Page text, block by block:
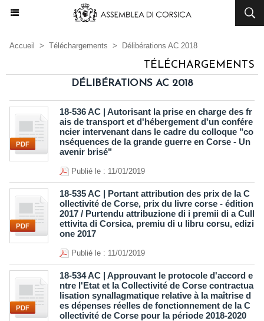
Accueil > Téléchargements > Délibérations AC 2018
TÉLÉCHARGEMENTS
DÉLIBÉRATIONS AC 2018
18-536 AC | Autorisant la prise en charge des fr
ais de transport et d'hébergement d'un confére
ncier intervenant dans le cadre du colloque "co
nséquences de la grande guerre en Corse - Un
avenir brisé"
Publié le : 11/01/2019
18-535 AC | Portant attribution des prix de la C
ollectivité de Corse, prix du livre corse - édition
2017 / Purtendu attribuzione di i premii di a Cull
ettivita di Corsica, premiu di u libru corsu, edizi
one 2017
Publié le : 11/01/2019
18-534 AC | Approuvant le protocole d'accord e
ntre l'Etat et la Collectivité de Corse contractua
lisation synallagmatique relative à la maîtrise d
es dépenses réelles de fonctionnement de la C
ollectivité de Corse pour la période 2018-2020